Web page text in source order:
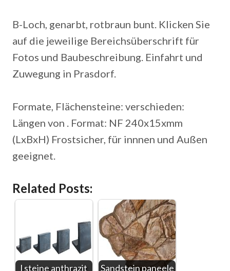
B-Loch, genarbt, rotbraun bunt. Klicken Sie
auf die jeweilige Bereichsüberschrift für
Fotos und Baubeschreibung. Einfahrt und
Zuwegung in Prasdorf.
Formate, Flächensteine: verschieden:
Längen von . Format: NF 240x15xmm
(LxBxH) Frostsicher, für innnen und Außen
geeignet.
Related Posts:
l steine anthrazit Sandstein paneele